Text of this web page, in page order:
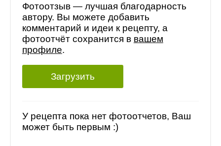
Фотоотзыв — лучшая благодарность
автору. Вы можете добавить
комментарий и идеи к рецепту, а
фотоотчёт сохранится в вашем
профиле.
Загрузить
У рецепта пока нет фотоотчетов, Ваш
может быть первым :)